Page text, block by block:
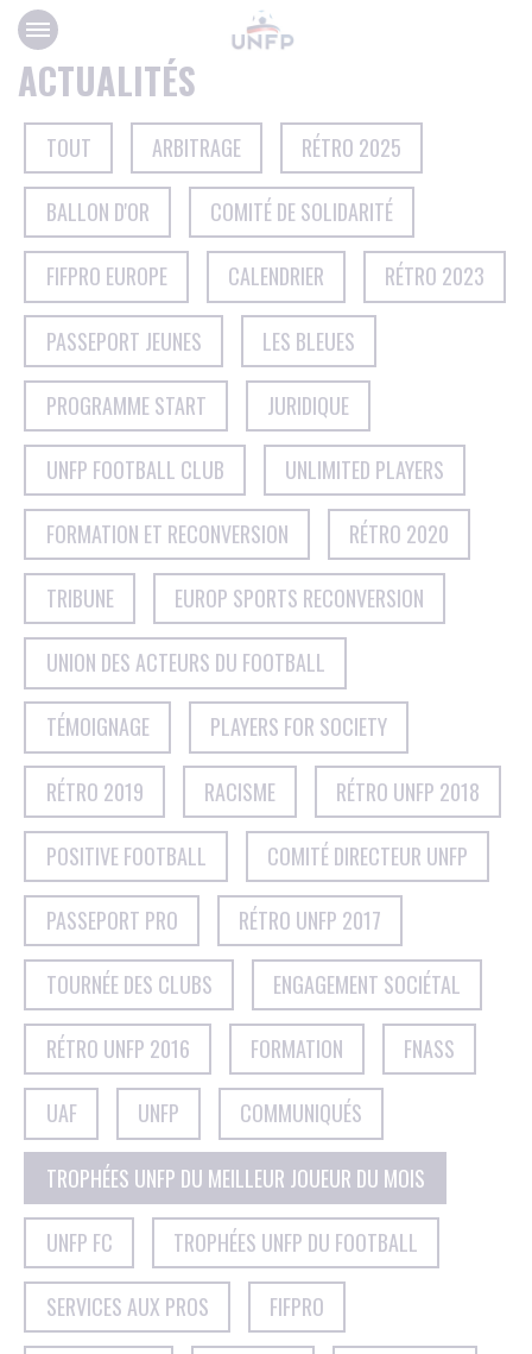
Panneau de gestion des cookies
ACTUALITÉS
TOUT ARBITRAGE RÉTRO 2025
BALLON D'OR COMITÉ DE SOLIDARITÉ
FIFPRO EUROPE CALENDRIER RÉTRO 2023
PASSEPORT JEUNES LES BLEUES
PROGRAMME START JURIDIQUE
UNFP FOOTBALL CLUB UNLIMITED PLAYERS
FORMATION ET RECONVERSION RÉTRO 2020
TRIBUNE EUROP SPORTS RECONVERSION
UNION DES ACTEURS DU FOOTBALL
TÉMOIGNAGE PLAYERS FOR SOCIETY
RÉTRO 2019 RACISME RÉTRO UNFP 2018
POSITIVE FOOTBALL COMITÉ DIRECTEUR UNFP
PASSEPORT PRO RÉTRO UNFP 2017
TOURNÉE DES CLUBS ENGAGEMENT SOCIÉTAL
RÉTRO UNFP 2016 FORMATION FNASS
UAF UNFP COMMUNIQUÉS
TROPHÉES UNFP DU MEILLEUR JOUEUR DU MOIS
UNFP FC TROPHÉES UNFP DU FOOTBALL
SERVICES AUX PROS FIFPRO